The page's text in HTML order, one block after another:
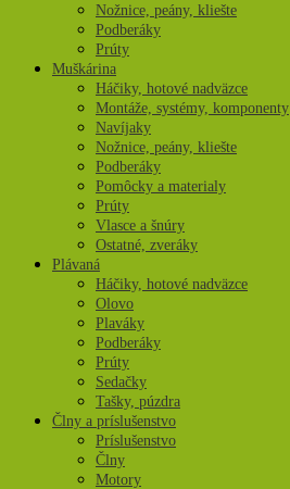
Nožnice, peány, kliešte
Podberáky
Prúty
Muškárina
Háčiky, hotové nadväzce
Montáže, systémy, komponenty
Navíjaky
Nožnice, peány, kliešte
Podberáky
Pomôcky a materialy
Prúty
Vlasce a šnúry
Ostatné, zveráky
Plávaná
Háčiky, hotové nadväzce
Olovo
Plaváky
Podberáky
Prúty
Sedačky
Tašky, púzdra
Člny a príslušenstvo
Príslušenstvo
Člny
Motory